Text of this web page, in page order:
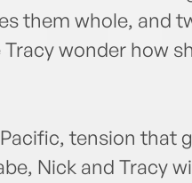
them whole, and
wonder how
tension that
Nick and Tracy